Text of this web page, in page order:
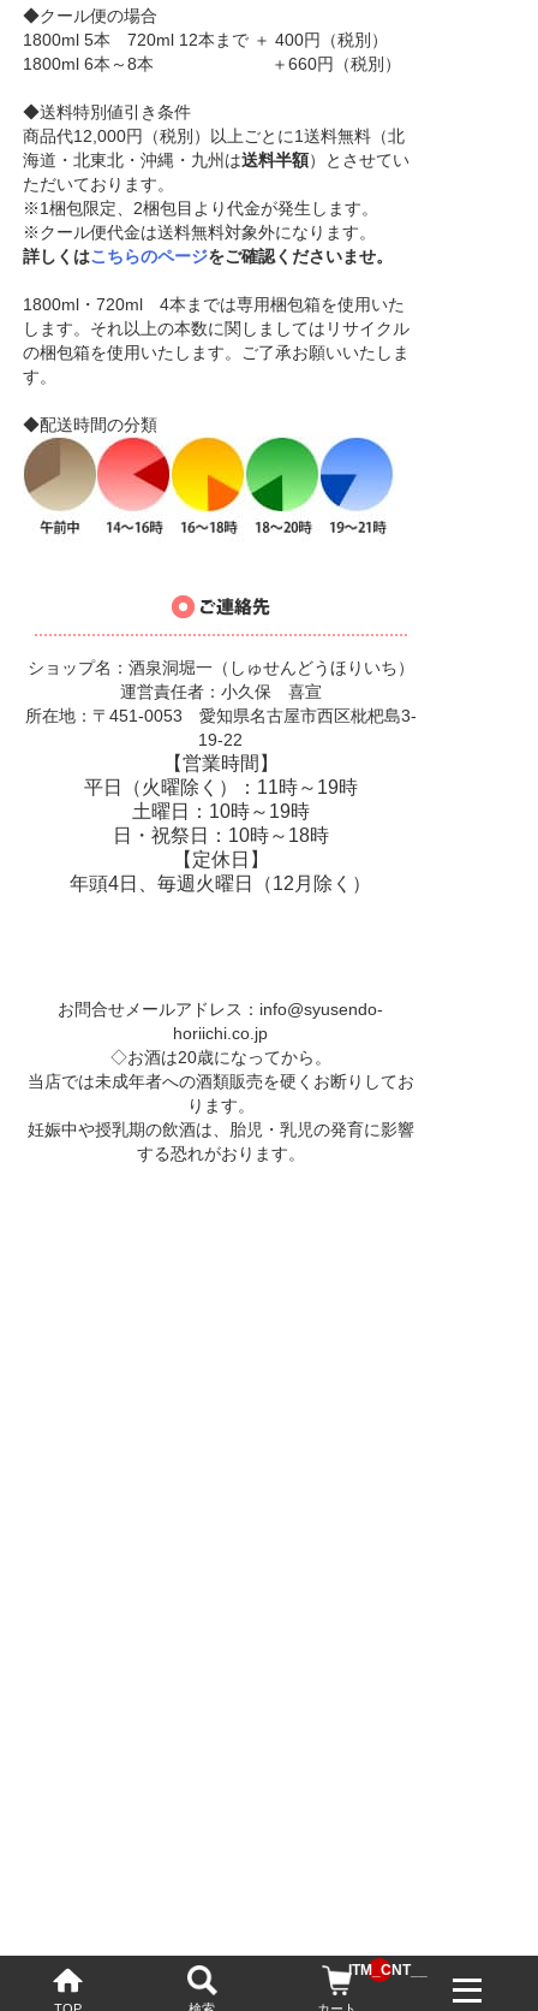
__ITM_CNT__
◆クール便の場合
1800ml 5本 720ml 12本まで ＋ 400円（税別）
1800ml 6本～8本 ＋660円（税別）
◆送料特別値引き条件
商品代12,000円（税別）以上ごとに1送料無料（北
海道・北東北・沖縄・九州は送料半額）とさせてい
ただいております。
※1梱包限定、2梱包目より代金が発生します。
※クール便代金は送料無料対象外になります。
詳しくはこちらのページをご確認くださいませ。
1800ml・720ml 4本までは専用梱包箱を使用いた
します。それ以上の本数に関しましてはリサイクル
の梱包箱を使用いたします。ご了承お願いいたしま
す。
◆配送時間の分類
ショップ名：酒泉洞堀一（しゅせんどうほりいち）
運営責任者：小久保 喜宣
所在地：〒451-0053 愛知県名古屋市西区枇杷島3-
19-22
【営業時間】
平日（火曜除く）：11時～19時
土曜日：10時～19時
日・祝祭日：10時～18時
【定休日】
年頭4日、毎週火曜日（12月除く）
お問合せメールアドレス： info@syusendo-
horiichi.co.jp
◇お酒は20歳になってから。
当店では未成年者への酒類販売を硬くお断りしてお
ります。
妊娠中や授乳期の飲酒は、胎児・乳児の発育に影響
する恐れがおります。